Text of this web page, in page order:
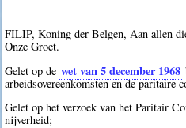
FILIP, Koning der Belgen, Aan allen
Onze Groet.
Gelet op de wet van 5 december 1968
arbeidsovereenkomsten en de paritaire
Gelet op het verzoek van het Paritair
nijverheid;